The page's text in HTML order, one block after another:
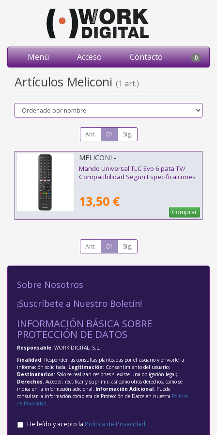
Menú Acceso Contacto 0
Artículos Meliconi (1 art.)
Ant. 01 Sig.
MELICONI -
Mando Universal TLC Evo 6 pata TV/
Compatibilidad Segun Especificaicones
13,50 €
Comprar
Ant. 01 Sig.
Sobre Nosotros
¡Suscríbete a Nuestro Boletín!
INFORMACIÓN BÁSICA SOBRE
PROTECCIÓN DE DATOS
Responsable: WORK DIGITAL, S.L.
Finalidad: Responder las consultas planteadas por el usuario y enviarle la
información solicitada; Legitimación: Consentimiento del usuario;
Destinatarios: Solo se realizan cesiones si existe una obligación legal;
Derechos: Acceder, rectificar y suprimir, así como otros derechos, como se
indica en la información adicional; Información Adicional: Puede
consultar la información completa de Protección de Datos en nuestra Política
de Privacidad.
He leído y acepto la Política de Privacidad.